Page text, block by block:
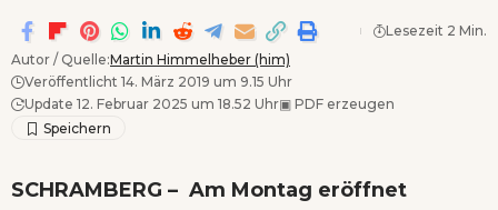
Autor / Quelle:Martin Himmelheber (him)
Veröffentlicht 14. März 2019 um 9.15 Uhr
Update 12. Februar 2025 um 18.52 Uhr▣ PDF erzeugen
Lesezeit 2 Min.
SCHRAMBERG – Am Montag eröffnet